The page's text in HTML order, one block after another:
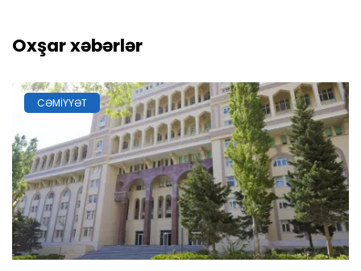
Oxşar xəbərlər
CƏMIYYƏT